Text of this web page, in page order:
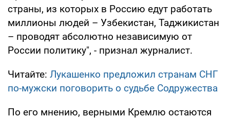
страны, из которых в Россию едут работать
миллионы людей – Узбекистан, Таджикистан
– проводят абсолютно независимую от
России политику", - признал журналист.
Читайте: Лукашенко предложил странам СНГ
по-мужски поговорить о судьбе Содружества
По его мнению, верными Кремлю остаются